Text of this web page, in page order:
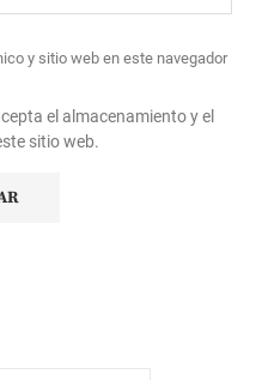
y sitio web en este navegador
el almacenamiento y el
sitio web.